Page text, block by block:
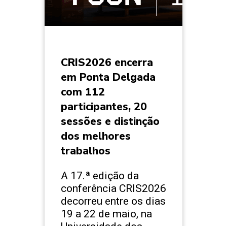
CRIS2026 encerra
em Ponta Delgada
com 112
participantes, 20
sessões e distinção
dos melhores
trabalhos
A 17.ª edição da
conferência CRIS2026
decorreu entre os dias
19 a 22 de maio, na